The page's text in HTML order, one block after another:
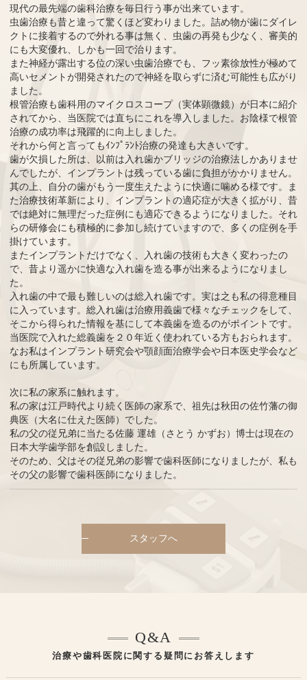
現代の最先端の歯科治療を毎日行う事が出来ています。
虫歯治療も昔と違って驚くほど変わりました。詰め物が歯にダイレ
クトに接着するので外れる事は無く、虫歯の再発も少なく、審美的
にも大変優れ、しかも一回で治ります。
また神経が露出する位の深い虫歯治療でも、フッ素徐放性が極めて
高いセメントが開発されたので神経を取らずに済む可能性も広がり
ました。
根管治療も歯科用のマイクロスコープ（実体顕微鏡）が日本に紹介
されてから、当医院では直ちにこれを導入しました。お陰様で根管
治療の成功率は飛躍的に向上しました。
それから何と言ってもｲﾝﾌﾟﾗﾝﾄ治療の発達も大きいです。
歯が欠損した所は、以前は入れ歯かブリッジの治療法しかありませ
んでしたが、インプラントは残っている歯に負担がかかりません。
其の上、自分の歯がもう一度生えたように快適に噛める様です。ま
た治療技術革新により、インプラントの適応症が大きく拡がり、昔
では絶対に無理だった症例にも適応できるようになりました。それ
らの研修会にも積極的に参加し続けていますので、多くの症例を手
掛けています。
またインプラントだけでなく、入れ歯の技術も大きく変わったの
で、昔より遥かに快適な入れ歯を造る事が出来るようになりまし
た。
入れ歯の中で最も難しいのは総入れ歯です。実は之も私の得意種目
に入っています。総入れ歯は治療用義歯で様々なチェックをして、
そこから得られた情報を基にして本義歯を造るのがポイントです。
当医院で入れた総義歯を２０年近く使われている方もおられます。
なお私はインプラント研究会や顎顔面治療学会や日本医史学会など
にも所属しています。
次に私の家系に触れます。
私の家は江戸時代より続く医師の家系で、祖先は秋田の佐竹藩の御
典医（大名に仕えた医師）でした。
私の父の従兄弟に当たる佐藤 運雄（さとう かずお）博士は現在の
日本大学歯学部を創設しました。
そのため、父はその従兄弟の影響で歯科医師になりましたが、私も
その父の影響で歯科医師になりました。
スタッフへ
治療や歯科医院に関する疑問にお答えします
Q&A